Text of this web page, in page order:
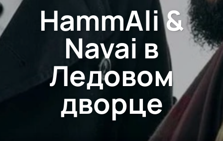
HammAli &
Navai в
Ледовом
дворце